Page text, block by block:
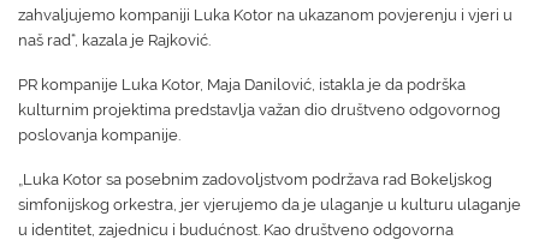
zahvaljujemo kompaniji Luka Kotor na ukazanom povjerenju i vjeri u
naš rad“, kazala je Rajković.
PR kompanije Luka Kotor, Maja Danilović, istakla je da podrška
kulturnim projektima predstavlja važan dio društveno odgovornog
poslovanja kompanije.
„Luka Kotor sa posebnim zadovoljstvom podržava rad Bokeljskog
simfonijskog orkestra, jer vjerujemo da je ulaganje u kulturu ulaganje
u identitet, zajednicu i budućnost. Kao društveno odgovorna